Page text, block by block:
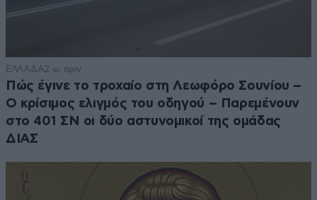
ΕΛΛΑΔΑ2 ω. πριν
Πώς έγινε το τροχαίο στη Λεωφόρο Σουνίου –
Ο κρίσιμος ελιγμός του οδηγού – Παρεμένουν
στο 401 ΣΝ οι δύο αστυνομικοί της ομάδας
ΔΙΑΣ